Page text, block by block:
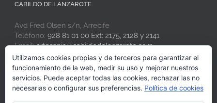
CABILDO DE LANZAROTE
Avd Fred Olsen s/n, Arrecife
Teléfono: 928 81 01 00 Ext: 2175, 2128 y 2141
Email:artesania@cabildodelanzarote.com
Web:www.artesaniadelanzarote.com
Utilizamos cookies propias y de terceros para garantizar el
funcionamiento de la web, medir su uso y mejorar nuestros
servicios. Puede aceptar todas las cookies, rechazar las no
necesarias o configurar sus preferencias. Política de cookies